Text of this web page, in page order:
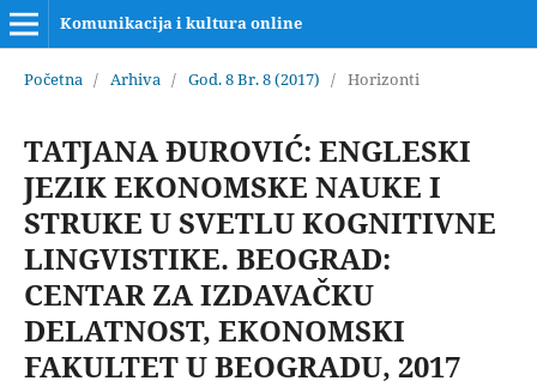
Komunikacija i kultura online
Početna / Arhiva / God. 8 Br. 8 (2017) / Horizonti
TATJANA ĐUROVIĆ: ENGLESKI
JEZIK EKONOMSKE NAUKE I
STRUKE U SVETLU KOGNITIVNE
LINGVISTIKE. BEOGRAD:
CENTAR ZA IZDAVAČKU
DELATNOST, EKONOMSKI
FAKULTET U BEOGRADU, 2017